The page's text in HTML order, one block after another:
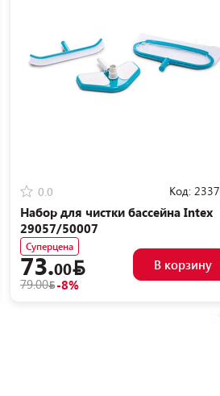
0.0 Код:
Набор для чистки бассейна Intex
29057/50007
Суперцена
73.00
79.00 -8%
В корзину